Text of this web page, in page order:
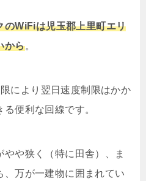
のWiFiは児玉郡上里町エリ
から。
により翌日速度制限はかか
便利な回線です。
や狭く（特に田舎）、ま
、万が一建物に囲まれてい